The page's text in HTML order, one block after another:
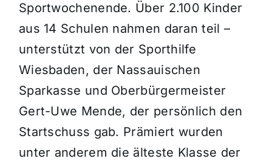
Sportwochenende. Über 2.100 Kinder
aus 14 Schulen nahmen daran teil –
unterstützt von der Sporthilfe
Wiesbaden, der Nassauischen
Sparkasse und Oberbürgermeister
Gert-Uwe Mende, der persönlich den
Startschuss gab. Prämiert wurden
unter anderem die älteste Klasse der